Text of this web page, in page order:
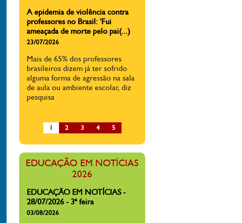
A epidemia de violência contra
professores no Brasil: 'Fui
ameaçada de morte pelo pai(...)
23/07/2026
alguma forma de agressão na sala
A direita não abre mão de
projetos inócuos e nocivos
quando o tema é educação e
direitos de crianças e
1 2 3 4 5
EDUCAÇÃO EM NOTÍCIAS
2026
EDUCAÇÃO EM NOTÍCIAS -
27/07/2026 - 2ª feira
Notícias sobre Educação nos
principais órgãos de imprensa